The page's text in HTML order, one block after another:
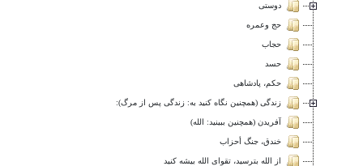
دوستى
حج وعمره
حجاب
حسد
حكم، پادشاهى
زندگی (همچنین نگاه کنید به: زندگی پس از مرگ):
آفريدن (همچنین ببينيد: الله)
خندق، جنگ أحزاب
از الله بترسید، تقواى الله بيشه كنيد